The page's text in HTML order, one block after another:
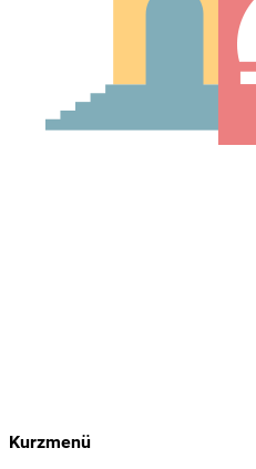
Kurzmenü